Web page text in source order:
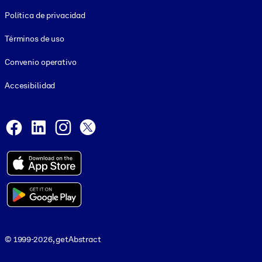
Política de privacidad
Términos de uso
Convenio operativo
Accesibilidad
Facebook
LinkedInInstagram
© 1999-2026, getAbstract